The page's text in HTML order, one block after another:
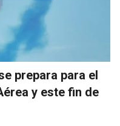
prepara para el
y este fin de